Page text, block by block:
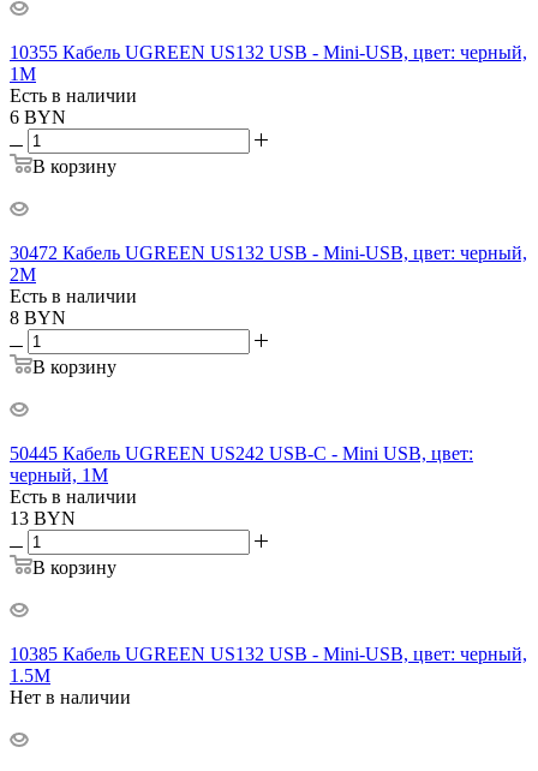
10355 Кабель UGREEN US132 USB - Mini-USB, цвет: черный,
1M
Есть в наличии
6 BYN
В корзину
30472 Кабель UGREEN US132 USB - Mini-USB, цвет: черный,
2M
Есть в наличии
8 BYN
В корзину
50445 Кабель UGREEN US242 USB-C - Mini USB, цвет:
черный, 1M
Есть в наличии
13 BYN
В корзину
10385 Кабель UGREEN US132 USB - Mini-USB, цвет: черный,
1.5M
Нет в наличии